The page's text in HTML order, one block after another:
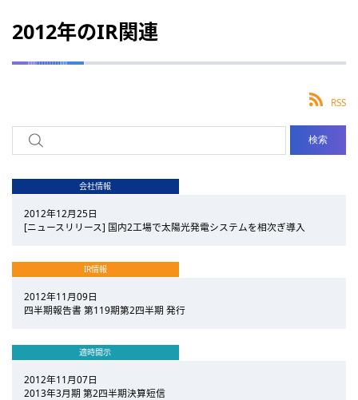
2012年のIR関連
RSS
会社情報
2012年12月25日
[ニュースリリース] 国内2工場で太陽光発電システムを相次ぎ導入
IR情報
2012年11月09日
四半期報告書 第119期第2四半期 発行
適時開示
2012年11月07日
2013年3月期 第2四半期決算短信